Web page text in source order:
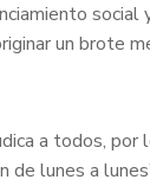
social
un brote
a todos, por
lunes a